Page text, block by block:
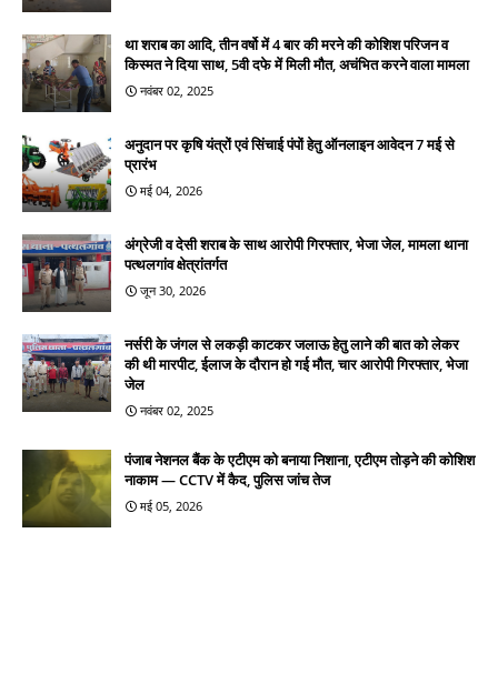
था शराब का आदि, तीन वर्षो में 4 बार की मरने की कोशिश परिजन व
किस्मत ने दिया साथ, 5वी दफे में मिली मौत, अचंभित करने वाला मामला
नवंबर 02, 2025
अनुदान पर कृषि यंत्रों एवं सिंचाई पंपों हेतु ऑनलाइन आवेदन 7 मई से
प्रारंभ
मई 04, 2026
अंग्रेजी व देसी शराब के साथ आरोपी गिरफ्तार, भेजा जेल, मामला थाना
पत्थलगांव क्षेत्रांतर्गत
जून 30, 2026
नर्सरी के जंगल से लकड़ी काटकर जलाऊ हेतु लाने की बात को लेकर
की थी मारपीट, ईलाज के दौरान हो गई मौत, चार आरोपी गिरफ्तार, भेजा
जेल
नवंबर 02, 2025
पंजाब नेशनल बैंक के एटीएम को बनाया निशाना, एटीएम तोड़ने की कोशिश
नाकाम — CCTV में कैद, पुलिस जांच तेज
मई 05, 2026